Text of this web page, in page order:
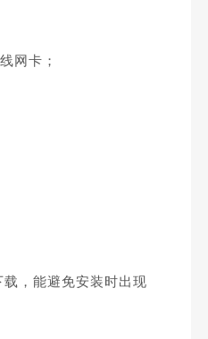
网卡；
，能避免安装时出现